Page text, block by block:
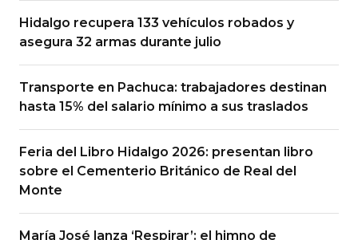
Hidalgo recupera 133 vehículos robados y
asegura 32 armas durante julio
Transporte en Pachuca: trabajadores destinan
hasta 15% del salario mínimo a sus traslados
Feria del Libro Hidalgo 2026: presentan libro
sobre el Cementerio Británico de Real del
Monte
María José lanza ‘Respirar’: el himno de